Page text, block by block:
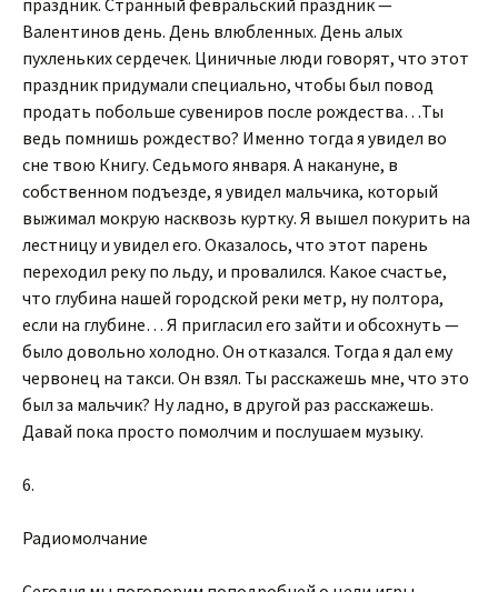
праздник. Странный февральский праздник —
Валентинов день. День влюбленных. День алых
пухленьких сердечек. Циничные люди говорят, что этот
праздник придумали специально, чтобы был повод
продать побольше сувениров после рождества…Ты
ведь помнишь рождество? Именно тогда я увидел во
сне твою Книгу. Седьмого января. А накануне, в
собственном подъезде, я увидел мальчика, который
выжимал мокрую насквозь куртку. Я вышел покурить на
лестницу и увидел его. Оказалось, что этот парень
переходил реку по льду, и провалился. Какое счастье,
что глубина нашей городской реки метр, ну полтора,
если на глубине… Я пригласил его зайти и обсохнуть —
было довольно холодно. Он отказался. Тогда я дал ему
червонец на такси. Он взял. Ты расскажешь мне, что это
был за мальчик? Ну ладно, в другой раз расскажешь.
Давай пока просто помолчим и послушаем музыку.
6.
Радиомолчание